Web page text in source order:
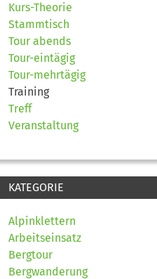
Kurs-Theorie
Stammtisch
Tour abends
Tour-eintägig
Tour-mehrtägig
Training
Treff
Veranstaltung
KATEGORIE
Alpinklettern
Arbeitseinsatz
Bergtour
Bergwanderung